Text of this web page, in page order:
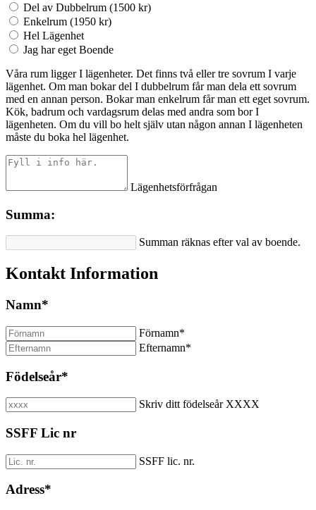
Del av Dubbelrum (1500 kr)
Enkelrum (1950 kr)
Hel Lägenhet
Jag har eget Boende
Våra rum ligger I lägenheter. Det finns två eller tre sovrum I varje
lägenhet. Om man bokar del I dubbelrum får man dela ett sovrum
med en annan person. Bokar man enkelrum får man ett eget sovrum.
Kök, badrum och vardagsrum delas med andra som bor I
lägenheten. Om du vill bo helt själv utan någon annan I lägenheten
måste du boka hel lägenhet.
Lägenhetsförfrågan
Summa:
Summan räknas efter val av boende.
Kontakt Information
Namn*
Förnamn*
Efternamn*
Födelseår*
Skriv ditt födelseår XXXX
SSFF Lic nr
SSFF lic. nr.
Adress*